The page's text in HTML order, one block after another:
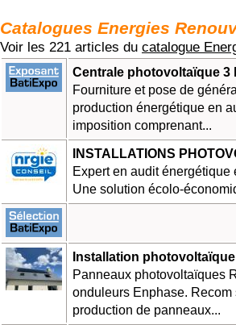
Catalogues Energies
Voir les 221 articles du catalogue
Centrale photovoltaïque 3
Fourniture et pose de
production énergétique en
imposition comprenant...
INSTALLATIONS
Expert en audit
Une solution écolo-
Installation
Panneaux photovoltaïques
onduleurs Enphase.
production de panneaux...